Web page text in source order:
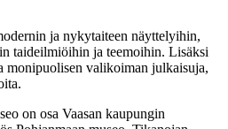
ja nykytaiteen näyttelyihin,
taideilmiöihin ja teemoihin. Lisäksi
monipuolisen valikoiman julkaisuja,
on osa Vaasan kaupungin